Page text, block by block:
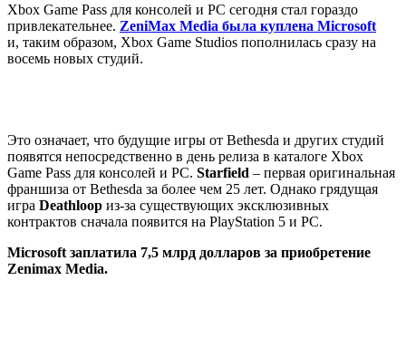
Xbox Game Pass для консолей и PC сегодня стал гораздо
привлекательнее. ZeniMax Media была куплена Microsoft
и, таким образом, Xbox Game Studios пополнилась сразу на
восемь новых студий.
Это означает, что будущие игры от Bethesda и других студий
появятся непосредственно в день релиза в каталоге Xbox
Game Pass для консолей и PC. Starfield – первая оригинальная
франшиза от Bethesda за более чем 25 лет. Однако грядущая
игра Deathloop из-за существующих эксклюзивных
контрактов сначала появится на PlayStation 5 и PC.
Microsoft заплатила 7,5 млрд долларов за приобретение
Zenimax Media.